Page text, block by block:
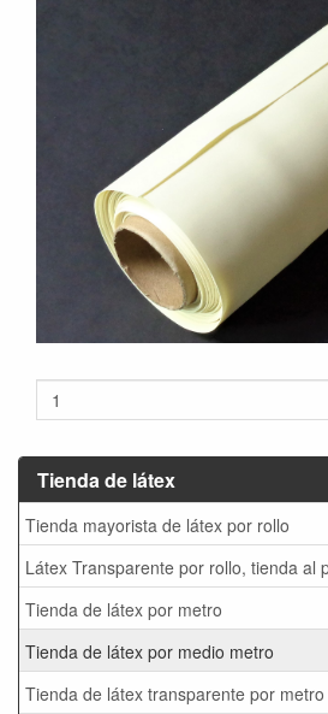
Tienda de látex
Tienda mayorista de látex por rollo
Látex Transparente por rollo, tienda al
Tienda de látex por metro
Tienda de látex por medio metro
Tienda de látex transparente por metro